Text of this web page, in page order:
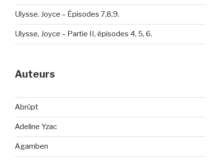
Ulysse. Joyce – Épisodes 7,8,9.
Ulysse, Joyce – Partie II, épisodes 4, 5, 6.
Auteurs
Abrüpt
Adeline Yzac
Agamben